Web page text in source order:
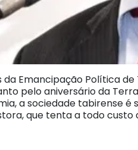
da Emancipação Política
pelo aniversário da
a sociedade tabirense
que tenta a todo custo